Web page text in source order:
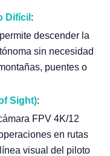
Difícil :
descender la
sin necesidad
puentes o
Sight):
FPV 4K/12
en rutas
visual del piloto